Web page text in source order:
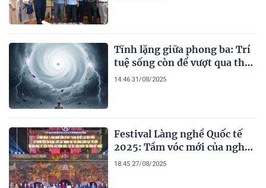
Tĩnh lặng giữa phong ba: Trí
tuệ sống còn để vượt qua thử
thách
14:46 31/08/2025
Festival Làng nghề Quốc tế
2025: Tầm vóc mới của nghề
thủ công Việt Nam
18:45 27/08/2025